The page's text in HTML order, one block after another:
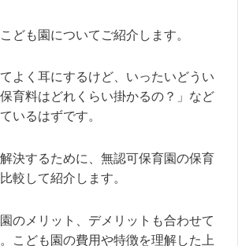
ども園についてご紹介します。
よく耳にするけど、いったいどうい
育料はどれくらい掛かるの？」など
いるはずです。
決するために、無認可保育園の保育
較して紹介します。
のメリット、デメリットも合わせて
こども園の費用や特徴を理解した上